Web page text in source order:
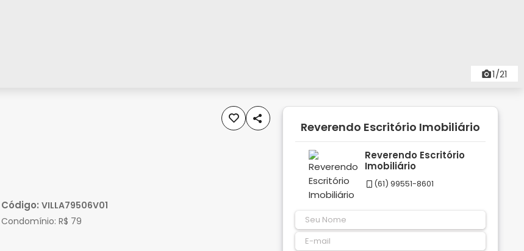
1/21
Código:VILLA79506V01
Condomínio:R$ 79
Reverendo Escritório Imobiliário
Reverendo Escritório
Imobiliário
(61) 99551-8601